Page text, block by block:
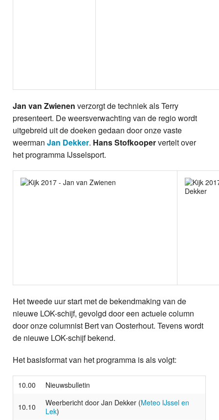
Jan van Zwienen verzorgt de techniek als Terry
presenteert. De weersverwachting van de regio wordt
uitgebreid uit de doeken gedaan door onze vaste
weermanJan Dekker. Hans Stofkoopervertelt over
het programma IJsselsport.
Het tweede uur start met de bekendmaking van de
nieuwe LOK-schijf, gevolgd door een actuele column
door onze columnist Bert van Oosterhout. Tevens wordt
de nieuwe LOK-schijf bekend.
Het basisformat van het programma is als volgt:
10.00 Nieuwsbulletin
10.10 Weerbericht door Jan Dekker (Meteo IJssel en
Lek)